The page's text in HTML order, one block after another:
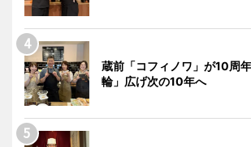
蔵前「コフィノワ」が10周
輪」広げ次の10年へ